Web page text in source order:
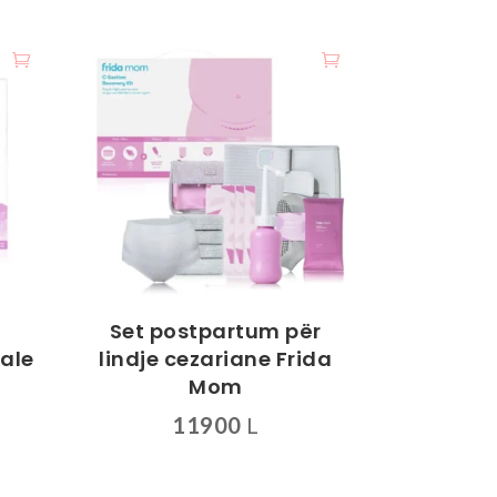
Set postpartum për
lindje cezariane Frida
Mom
11900 L